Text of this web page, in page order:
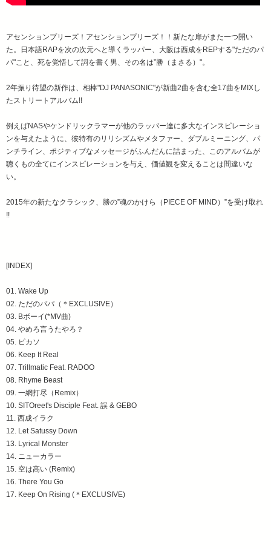
アセンションプリーズ！アセンションプリーズ！！新たな扉がまた一つ開い
た。日本語RAPを次の次元へと導くラッパー、大阪は西成をREPする"ただのパ
パ"こと、死を覚悟して詞を書く男、その名は”勝（まさる）"。
2年振り待望の新作は、相棒"DJ PANASONIC"が新曲2曲を含む全17曲をMIXし
たストリートアルバム!!
例えばNASやケンドリックラマーが他のラッパー達に多大なインスピレーショ
ンを与えたように、彼特有のリリシズムやメタファー、ダブルミーニング、パ
ンチライン、ポジティブなメッセージがふんだんに詰まった、このアルバムが
聴くもの全てにインスピレーションを与え、価値観を変えることは間違いな
い。
2015年の新たなクラシック、勝の”魂のかけら（PIECE OF MIND）”を受け取れ
!!
[INDEX]
01. Wake Up
02. ただのパパ（＊EXCLUSIVE）
03. Bボーイ(*MV曲)
04. やめろ言うたやろ？
05. ピカソ
06. Keep It Real
07. Trillmatic Feat. RADOO
08. Rhyme Beast
09. 一網打尽（Remix）
10. SITOreet's Disciple Feat. 誤 & GEBO
11. 西成イラク
12. Let Satussy Down
13. Lyrical Monster
14. ニューカラー
15. 空は高い (Remix)
16. There You Go
17. Keep On Rising (＊EXCLUSIVE)